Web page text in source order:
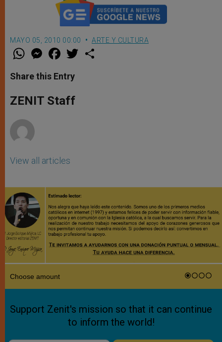
MAYO 05, 2010 00:00 ARTE Y CULTURA
W
t
s
p
p
M
e
s
e
g
e
F
a
e
b
o
k
w
Share this Entry
ZENIT Staff
View all articles